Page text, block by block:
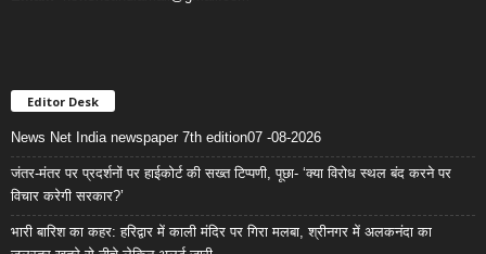
Editor Desk
News Net India newspaper 7th edition07 -08-2026
जंतर-मंतर पर प्रदर्शनों पर हाईकोर्ट की सख्त टिप्पणी, पूछा- ‘क्या विरोध स्थल बंद करने पर
विचार करेगी सरकार?’
भारी बारिश का कहर: हरिद्वार में काली मंदिर पर गिरा मलबा, श्रीनगर में अलकनंदा का